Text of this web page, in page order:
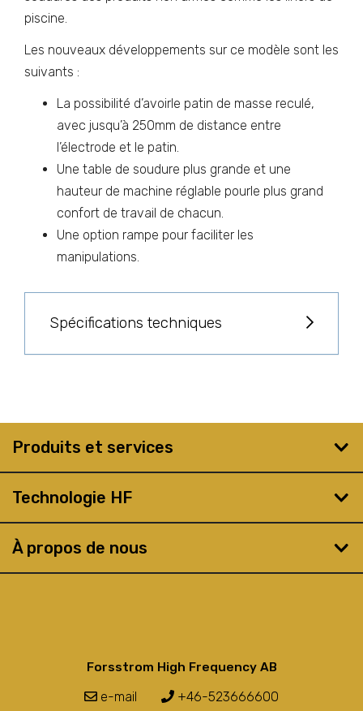
piscine.
Les nouveaux développements sur ce modèle sont les
suivants :
La possibilité d’avoirle patin de masse reculé,
avec jusqu’à 250mm de distance entre
l’électrode et le patin.
Une table de soudure plus grande et une
hauteur de machine réglable pourle plus grand
confort de travail de chacun.
Une option rampe pour faciliter les
manipulations.
Spécifications techniques
Produits et services
Technologie HF
À propos de nous
Forsstrom High Frequency AB
e-mail +46-523666600